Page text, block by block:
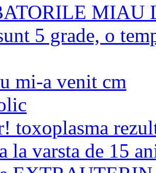
MIAU
5 grade, o
mi-a venit cm
toxoplasma
la varsta de 15